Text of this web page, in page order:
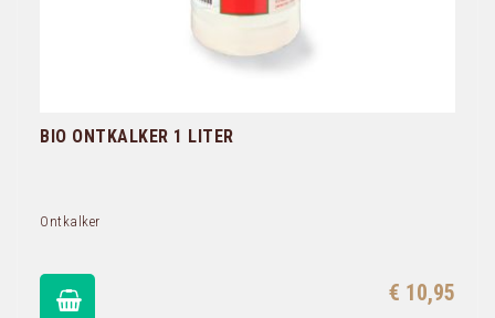
BIO ONTKALKER 1 LITER
Ontkalker
€ 10,95